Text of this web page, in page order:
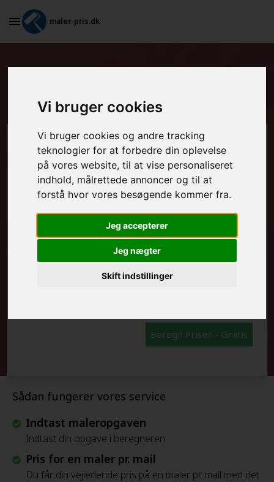
Vi bruger cookies
Vi bruger cookies og andre tracking
teknologier for at forbedre din oplevelse
på vores website, til at vise personaliseret
indhold, målrettede annoncer og til at
forstå hvor vores besøgende kommer fra.
Jeg accepterer
Jeg nægter
Skift indstillinger
maler-pris.dk
vægge i Brønshøj
Sådan fungerer vores service
Indtast maleropgaven
Indtast din opgave i beregneren
Pris for en maler pr. mail
Du får din vejledende pris på en maler pr. mail med det
Beregn prisen her
MALEROPGAVER - INDVENDIGT:
MALEROPGAVER - UDVENDIGT:
FRAFLYTNINGSPAKKE:
Beregn Prisen - Gratis